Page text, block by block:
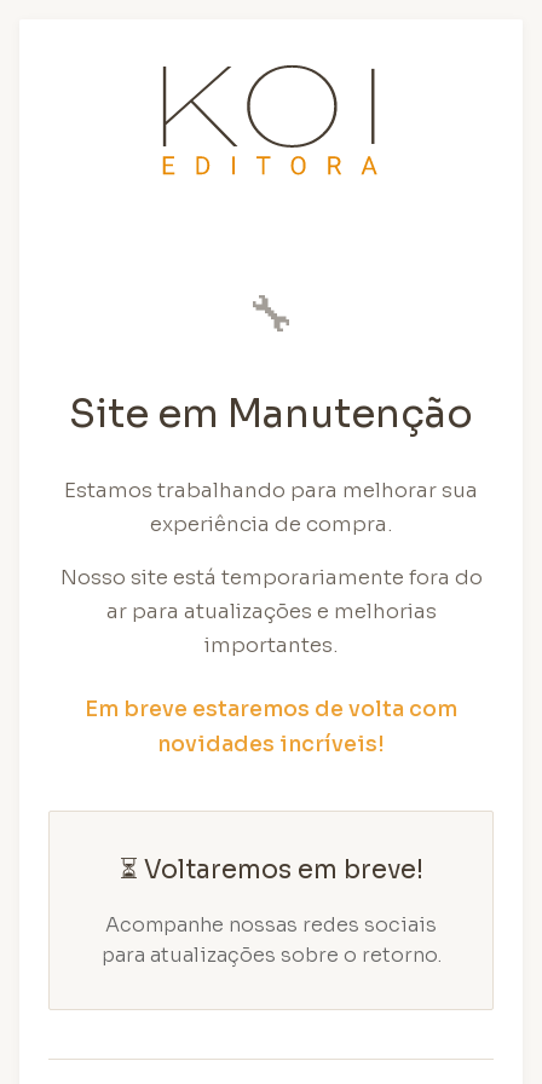
🔧
Site em Manutenção
Estamos trabalhando para melhorar sua
experiência de compra.
Nosso site está temporariamente fora do
ar para atualizações e melhorias
importantes.
Em breve estaremos de volta com
novidades incríveis!
⏳ Voltaremos em breve!
Acompanhe nossas redes sociais
para atualizações sobre o retorno.